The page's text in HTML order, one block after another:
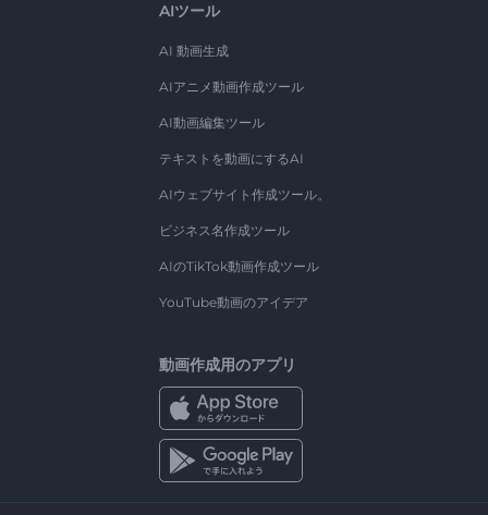
AIツール
AI 動画生成
AIアニメ動画作成ツール
AI動画編集ツール
テキストを動画にするAI
AIウェブサイト作成ツール。
ビジネス名作成ツール
AIのTikTok動画作成ツール
YouTube動画のアイデア
動画作成用のアプリ